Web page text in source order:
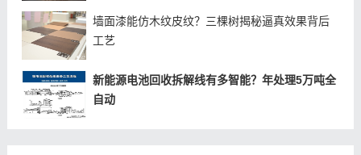
墙面漆能仿木纹皮纹？三棵树揭秘逼真效果背后
工艺
新能源电池回收拆解线有多智能？年处理5万吨全
自动